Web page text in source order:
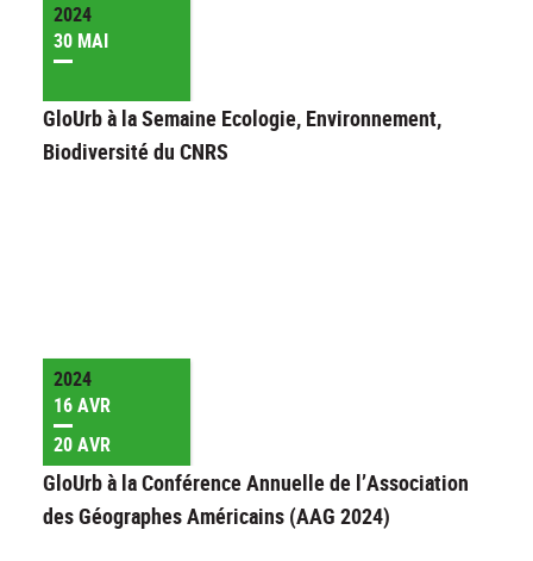
2024
30 MAI
GloUrb à la Semaine Ecologie, Environnement,
Biodiversité du CNRS
2024
16 AVR
20 AVR
GloUrb à la Conférence Annuelle de l’Association
des Géographes Américains (AAG 2024)